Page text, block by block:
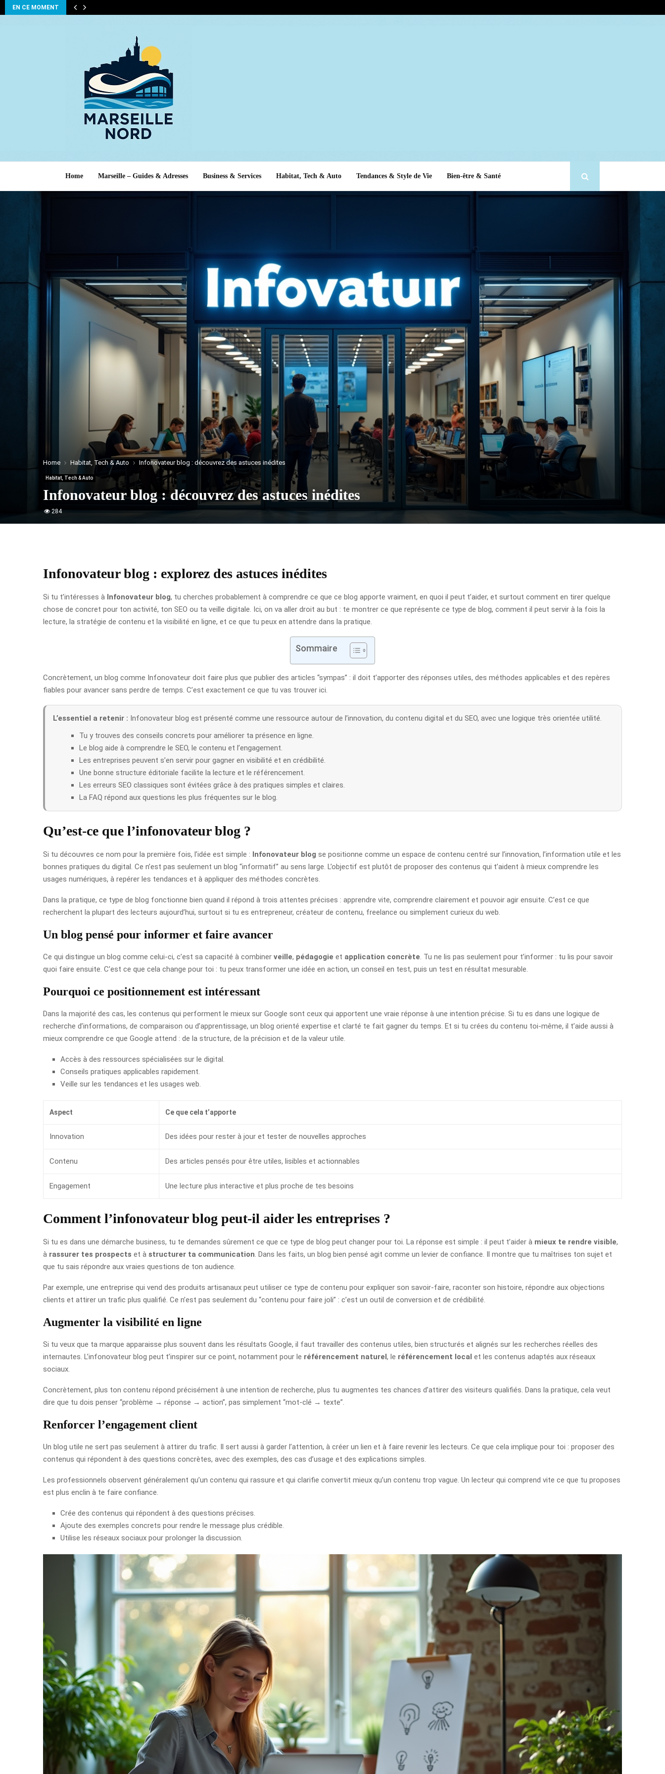
EN CE MOMENT
Home Marseille – Guides & Adresses Business & Services Habitat, Tech & Auto Tendances & Style de Vie Bien-être & Santé
Home Habitat, Tech & Auto Infonovateur blog : découvrez des astuces inédites
Habitat, Tech & Auto
Infonovateur blog : découvrez des astuces inédites
284
Infonovateur blog : explorez des astuces inédites
Si tu t’intéresses à Infonovateur blog, tu cherches probablement à comprendre ce que ce blog apporte vraiment, en quoi il peut t’aider, et surtout comment en tirer quelque
chose de concret pour ton activité, ton SEO ou ta veille digitale. Ici, on va aller droit au but : te montrer ce que représente ce type de blog, comment il peut servir à la fois la
lecture, la stratégie de contenu et la visibilité en ligne, et ce que tu peux en attendre dans la pratique.
Sommaire
Concrètement, un blog comme Infonovateur doit faire plus que publier des articles “sympas” : il doit t’apporter des réponses utiles, des méthodes applicables et des repères
fiables pour avancer sans perdre de temps. C’est exactement ce que tu vas trouver ici.
L’essentiel a retenir : Infonovateur blog est présenté comme une ressource autour de l’innovation, du contenu digital et du SEO, avec une logique très orientée utilité.
Tu y trouves des conseils concrets pour améliorer ta présence en ligne.
Le blog aide à comprendre le SEO, le contenu et l’engagement.
Les entreprises peuvent s’en servir pour gagner en visibilité et en crédibilité.
Une bonne structure éditoriale facilite la lecture et le référencement.
Les erreurs SEO classiques sont évitées grâce à des pratiques simples et claires.
La FAQ répond aux questions les plus fréquentes sur le blog.
Qu’est-ce que l’infonovateur blog ?
Si tu découvres ce nom pour la première fois, l’idée est simple : Infonovateur blog se positionne comme un espace de contenu centré sur l’innovation, l’information utile et les
bonnes pratiques du digital. Ce n’est pas seulement un blog “informatif” au sens large. L’objectif est plutôt de proposer des contenus qui t’aident à mieux comprendre les
usages numériques, à repérer les tendances et à appliquer des méthodes concrètes.
Dans la pratique, ce type de blog fonctionne bien quand il répond à trois attentes précises : apprendre vite, comprendre clairement et pouvoir agir ensuite. C’est ce que
recherchent la plupart des lecteurs aujourd’hui, surtout si tu es entrepreneur, créateur de contenu, freelance ou simplement curieux du web.
Un blog pensé pour informer et faire avancer
Ce qui distingue un blog comme celui-ci, c’est sa capacité à combiner veille, pédagogie et application concrète . Tu ne lis pas seulement pour t’informer : tu lis pour savoir
quoi faire ensuite. C’est ce que cela change pour toi : tu peux transformer une idée en action, un conseil en test, puis un test en résultat mesurable.
Pourquoi ce positionnement est intéressant
Dans la majorité des cas, les contenus qui performent le mieux sur Google sont ceux qui apportent une vraie réponse à une intention précise. Si tu es dans une logique de
recherche d’informations, de comparaison ou d’apprentissage, un blog orienté expertise et clarté te fait gagner du temps. Et si tu crées du contenu toi-même, il t’aide aussi à
mieux comprendre ce que Google attend : de la structure, de la précision et de la valeur utile.
Accès à des ressources spécialisées sur le digital.
Conseils pratiques applicables rapidement.
Veille sur les tendances et les usages web.
Aspect Ce que cela t’apporte
Innovation Des idées pour rester à jour et tester de nouvelles approches
Contenu Des articles pensés pour être utiles, lisibles et actionnables
Engagement Une lecture plus interactive et plus proche de tes besoins
Comment l’infonovateur blog peut-il aider les entreprises ?
Si tu es dans une démarche business, tu te demandes sûrement ce que ce type de blog peut changer pour toi. La réponse est simple : il peut t’aider à mieux te rendre visible,
à rassurer tes prospects et à structurer ta communication . Dans les faits, un blog bien pensé agit comme un levier de confiance. Il montre que tu maîtrises ton sujet et
que tu sais répondre aux vraies questions de ton audience.
Par exemple, une entreprise qui vend des produits artisanaux peut utiliser ce type de contenu pour expliquer son savoir-faire, raconter son histoire, répondre aux objections
clients et attirer un trafic plus qualifié. Ce n’est pas seulement du “contenu pour faire joli” : c’est un outil de conversion et de crédibilité.
Augmenter la visibilité en ligne
Si tu veux que ta marque apparaisse plus souvent dans les résultats Google, il faut travailler des contenus utiles, bien structurés et alignés sur les recherches réelles des
internautes. L’infonovateur blog peut t’inspirer sur ce point, notamment pour le référencement naturel, le référencement local et les contenus adaptés aux réseaux
sociaux.
Concrètement, plus ton contenu répond précisément à une intention de recherche, plus tu augmentes tes chances d’attirer des visiteurs qualifiés. Dans la pratique, cela veut
dire que tu dois penser “problème → réponse → action”, pas simplement “mot-clé → texte”.
Renforcer l’engagement client
Un blog utile ne sert pas seulement à attirer du trafic. Il sert aussi à garder l’attention, à créer un lien et à faire revenir les lecteurs. Ce que cela implique pour toi : proposer des
contenus qui répondent à des questions concrètes, avec des exemples, des cas d’usage et des explications simples.
Les professionnels observent généralement qu’un contenu qui rassure et qui clarifie convertit mieux qu’un contenu trop vague. Un lecteur qui comprend vite ce que tu proposes
est plus enclin à te faire confiance.
Crée des contenus qui répondent à des questions précises.
Ajoute des exemples concrets pour rendre le message plus crédible.
Utilise les réseaux sociaux pour prolonger la discussion.